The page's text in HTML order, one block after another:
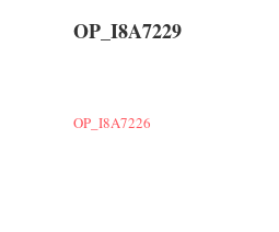
OP_I8A7229
OP_I8A7226